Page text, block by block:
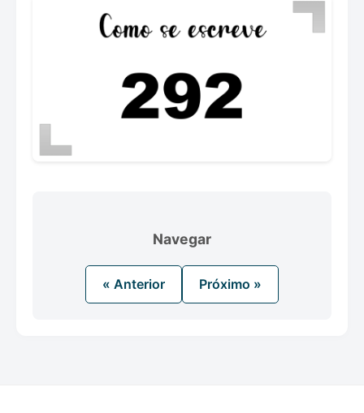
Navegar
« Anterior Próximo »